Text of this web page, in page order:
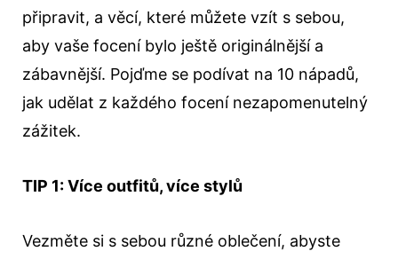
připravit, a věcí, které můžete vzít s sebou,
aby vaše focení bylo ještě originálnější a
zábavnější. Pojďme se podívat na 10 nápadů,
jak udělat z každého focení nezapomenutelný
zážitek.
TIP 1: Více outfitů, více stylů
Vezměte si s sebou různé oblečení, abyste